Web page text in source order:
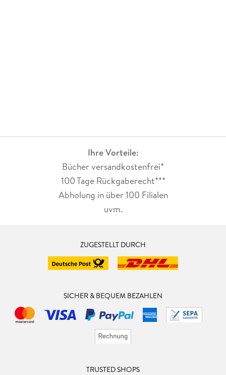
Ihre Vorteile:
Bücher versandkostenfrei*
100 Tage Rückgaberecht***
Abholung in über 100 Filialen
uvm.
ZUGESTELLT DURCH
SICHER & BEQUEM BEZAHLEN
TRUSTED SHOPS